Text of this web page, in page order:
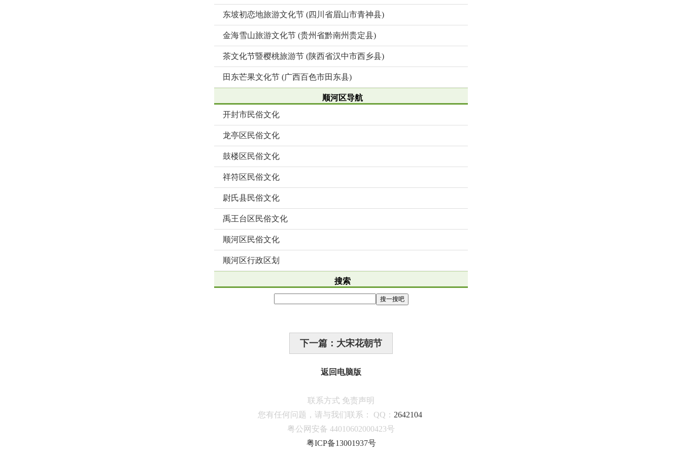
东坡初恋地旅游文化节 (四川省眉山市青神县)
金海雪山旅游文化节 (贵州省黔南州贵定县)
茶文化节暨樱桃旅游节 (陕西省汉中市西乡县)
田东芒果文化节 (广西百色市田东县)
顺河区导航
开封市民俗文化
龙亭区民俗文化
鼓楼区民俗文化
祥符区民俗文化
尉氏县民俗文化
禹王台区民俗文化
顺河区民俗文化
顺河区行政区划
搜索
下一篇：大宋花朝节
返回电脑版
联系方式 免责声明
您有任何问题，请与我们联系： QQ： 2642104
粤公网安备 44010602000423号
粤ICP备13001937号